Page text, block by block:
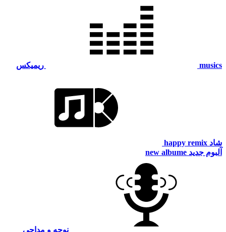
musics ریمیکس
شاد happy remix
آلبوم جدید new albume
نوحه و مداحی